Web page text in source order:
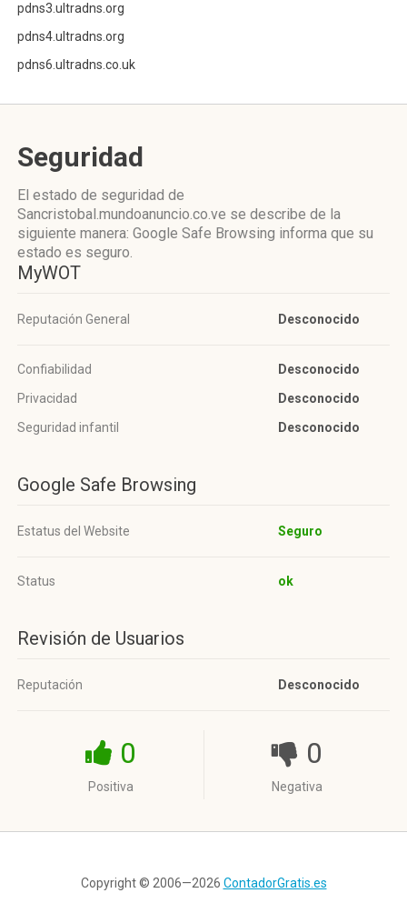
pdns3.ultradns.org
pdns4.ultradns.org
pdns6.ultradns.co.uk
Seguridad
El estado de seguridad de
Sancristobal.mundoanuncio.co.ve se describe de la
siguiente manera: Google Safe Browsing informa que su
estado es seguro.
MyWOT
Reputación General Desconocido
Confiabilidad
Desconocido
Privacidad
Desconocido
Seguridad infantil
Desconocido
Google Safe Browsing
Estatus del Website Seguro
Status ok
Revisión de Usuarios
Reputación Desconocido
0
Positiva
0
Negativa
Copyright © 2006—2026 ContadorGratis.es